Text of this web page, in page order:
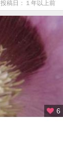
投稿日：１年以上前
6